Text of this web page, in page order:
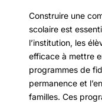
Construire une
scolaire est
l’institution, les
efficace à mettre
programmes de
permanence et
familles. Ces